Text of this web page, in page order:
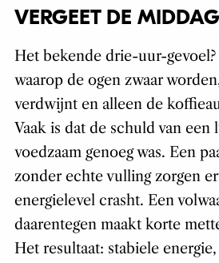
VERGEET DE
Het bekende drie-uur-
waarop de ogen zwaar
verdwijnt en alleen de
Vaak is dat de schuld van
voedzaam genoeg was. Een
zonder echte vulling zorgen
energielevel crasht. Een
daarentegen maakt korte
Het resultaat: stabiele